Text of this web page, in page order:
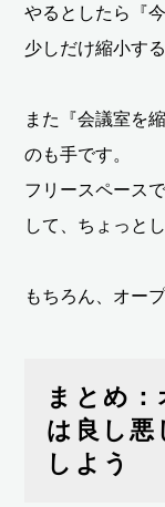
やるとしたら『
少しだけ縮小す
また『会議室を
のも手です。
フリースペース
して、ちょっと
もちろん、オー
まとめ
は良し悪
しよう